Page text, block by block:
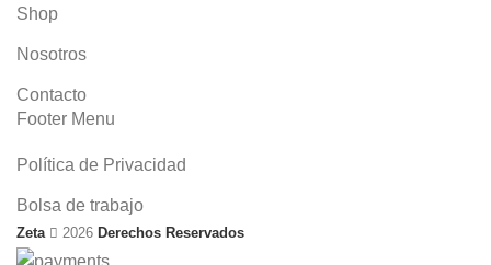
Shop
Nosotros
Contacto
Footer Menu
Política de Privacidad
Bolsa de trabajo
Zeta 2026 Derechos Reservados